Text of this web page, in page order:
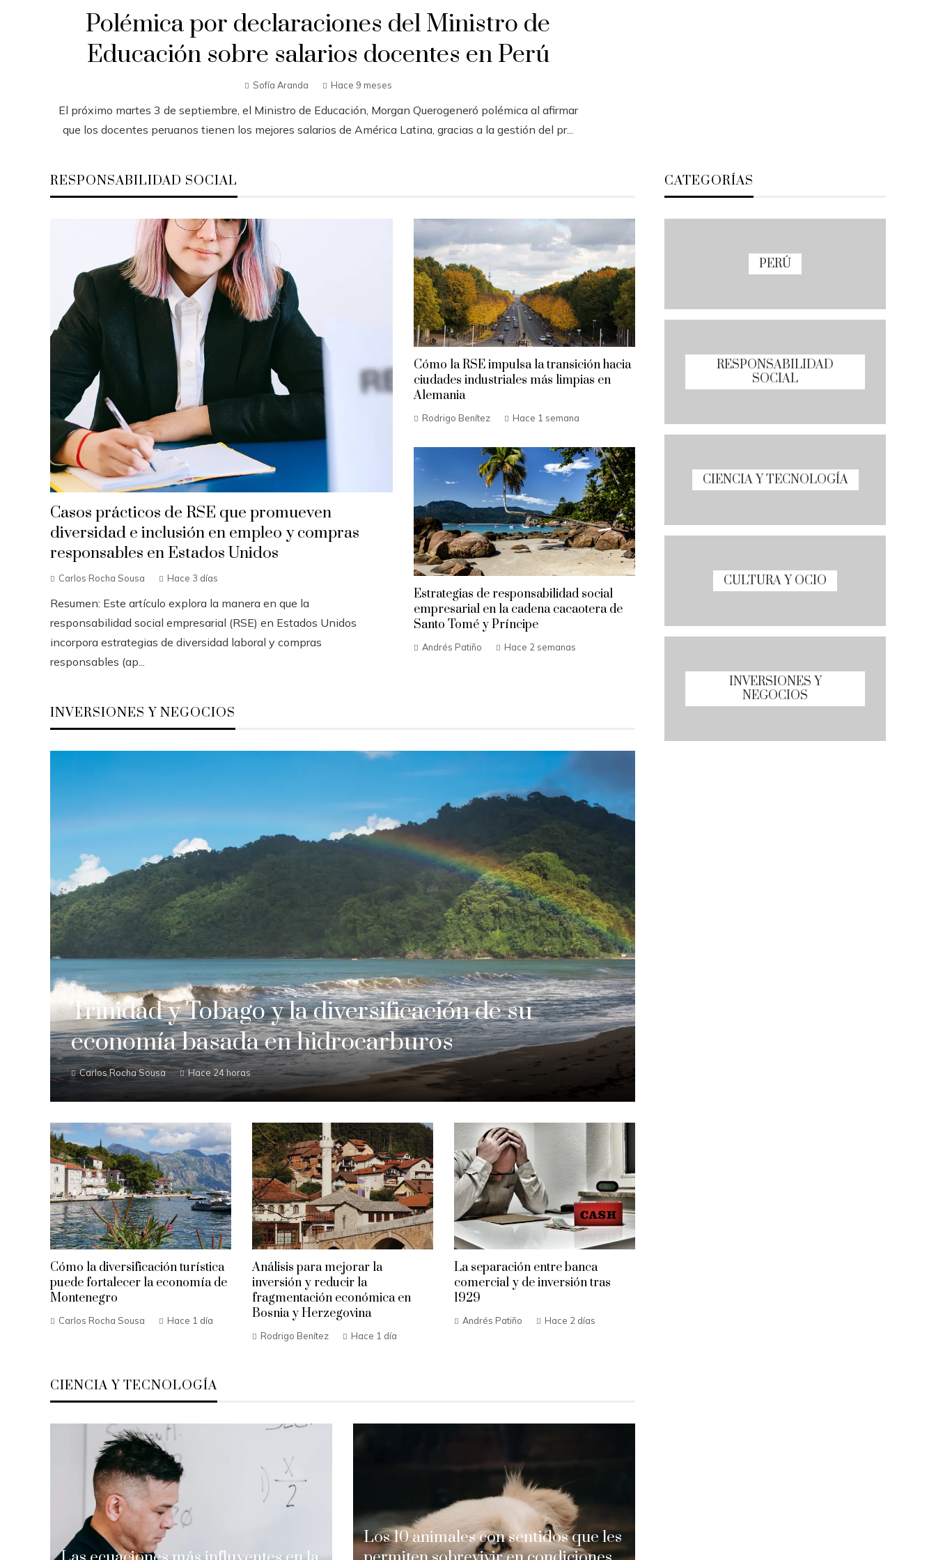
Polémica por declaraciones del Ministro de
Educación sobre salarios docentes en Perú
Sofía Aranda Hace 9 meses
El próximo martes 3 de septiembre, el Ministro de Educación, Morgan Querogeneró polémica al afirmar
que los docentes peruanos tienen los mejores salarios de América Latina, gracias a la gestión del pr...
RESPONSABILIDAD SOCIAL
Casos prácticos de RSE que promueven
diversidad e inclusión en empleo y compras
responsables en Estados Unidos
Carlos Rocha Sousa Hace 3 días
Resumen: Este artículo explora la manera en que la
responsabilidad social empresarial (RSE) en Estados Unidos
incorpora estrategias de diversidad laboral y compras
responsables (ap...
Cómo la RSE impulsa la transición hacia
ciudades industriales más limpias en
Alemania
Rodrigo Benítez Hace 1 semana
Estrategias de responsabilidad social
empresarial en la cadena cacaotera de
Santo Tomé y Príncipe
Andrés Patiño Hace 2 semanas
INVERSIONES Y NEGOCIOS
Trinidad y Tobago y la diversificación de su
economía basada en hidrocarburos
Carlos Rocha Sousa Hace 24 horas
Cómo la diversificación turística
puede fortalecer la economía de
Montenegro
Carlos Rocha Sousa Hace 1 día
Análisis para mejorar la
inversión y reducir la
fragmentación económica en
Bosnia y Herzegovina
Rodrigo Benítez Hace 1 día
La separación entre banca
comercial y de inversión tras
1929
Andrés Patiño Hace 2 días
CIENCIA Y TECNOLOGÍA
Los 10 animales con sentidos que les
CATEGORÍAS
PERÚ
RESPONSABILIDAD
SOCIAL
CIENCIA Y TECNOLOGÍA
CULTURA Y OCIO
INVERSIONES Y
NEGOCIOS